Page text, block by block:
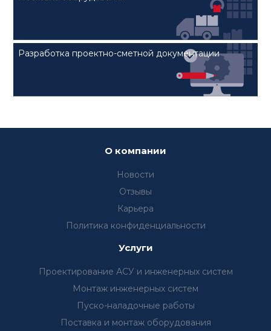
Разработка проектно-сметной документации
О компании
Новости
Отзывы
Карьера
Политика конфиденциальности
Услуги
Проектирование АСУ и инженерных систем
Монтаж инженерных систем
Пуско-наладочные работы
Поставка и монтаж оборудования